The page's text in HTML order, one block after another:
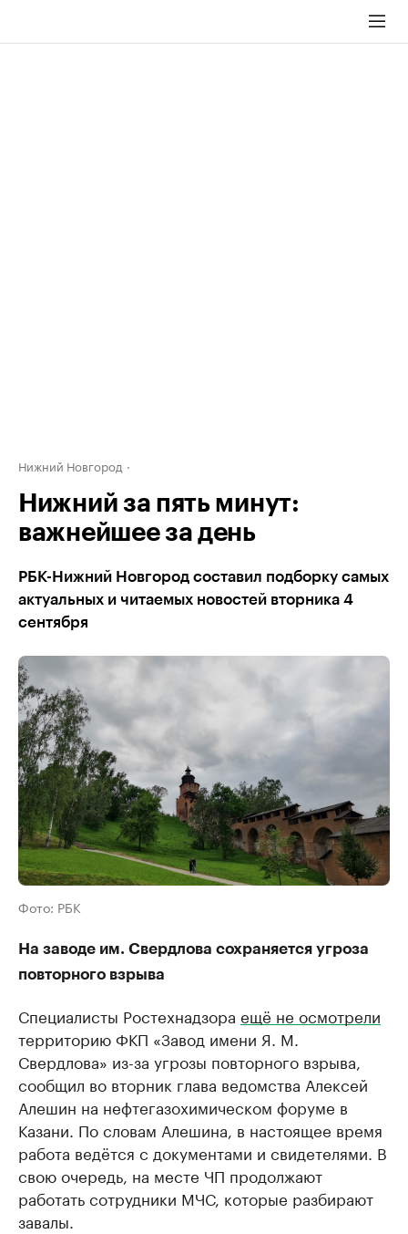
Нижний Новгород
Нижний за пять минут:
важнейшее за день
РБК-Нижний Новгород составил подборку самых
актуальных и читаемых новостей вторника 4
сентября
Фото: РБК
На заводе им. Свердлова сохраняется угроза
повторного взрыва
Специалисты Ростехнадзора ещё не осмотрели
территорию ФКП «Завод имени Я. М.
Свердлова» из-за угрозы повторного взрыва,
сообщил во вторник глава ведомства Алексей
Алешин на нефтегазохимическом форуме в
Казани. По словам Алешина, в настоящее время
работа ведётся с документами и свидетелями. В
свою очередь, на месте ЧП продолжают
работать сотрудники МЧС, которые разбирают
завалы.